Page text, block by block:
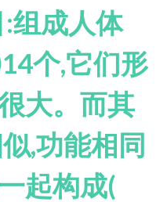
组成人体
个,它们形
大。而其
,功能相同
起构成(